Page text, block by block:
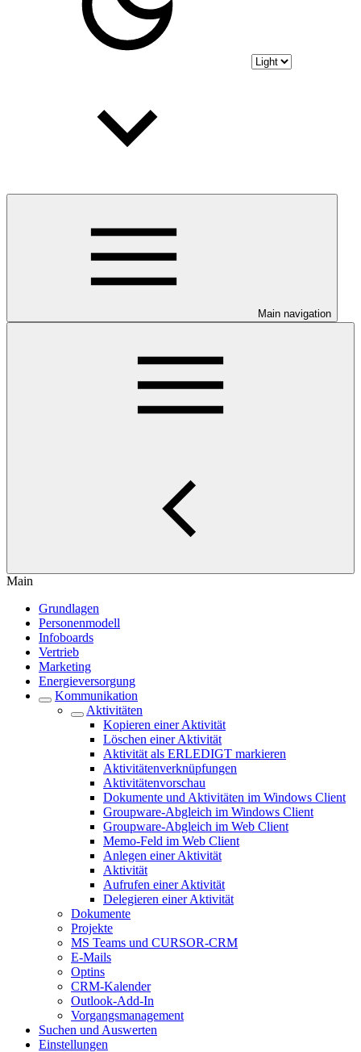
Main navigation
Main
Grundlagen
Personenmodell
Infoboards
Vertrieb
Marketing
Energieversorgung
Kommunikation
Aktivitäten
Kopieren einer Aktivität
Löschen einer Aktivität
Aktivität als ERLEDIGT markieren
Aktivitätenverknüpfungen
Aktivitätenvorschau
Dokumente und Aktivitäten im Windows Client
Groupware-Abgleich im Windows Client
Groupware-Abgleich im Web Client
Memo-Feld im Web Client
Anlegen einer Aktivität
Aktivität
Aufrufen einer Aktivität
Delegieren einer Aktivität
Dokumente
Projekte
MS Teams und CURSOR-CRM
E-Mails
Optins
CRM-Kalender
Outlook-Add-In
Vorgangsmanagement
Suchen und Auswerten
Einstellungen